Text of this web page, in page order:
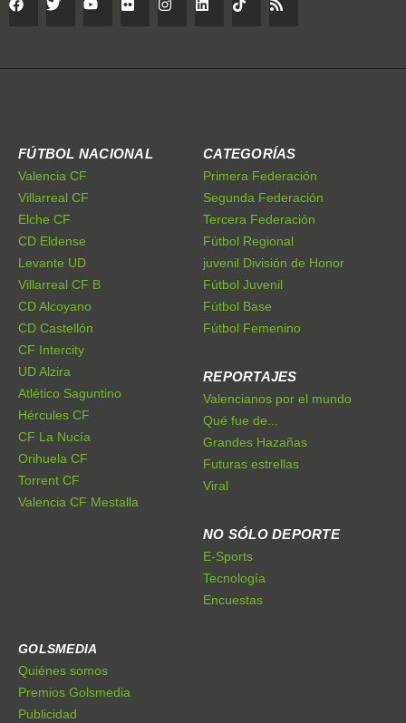
FÚTBOL NACIONAL
Valencia CF
Villarreal CF
Elche CF
CD Eldense
Levante UD
Villarreal CF B
CD Alcoyano
CD Castellón
CF Intercity
UD Alzira
Atlético Saguntino
Hércules CF
CF La Nucía
Orihuela CF
Torrent CF
Valencia CF Mestalla
CATEGORÍAS
Primera Federación
Segunda Federación
Tercera Federación
Fútbol Regional
juvenil División de Honor
Fútbol Juvenil
Fútbol Base
Fútbol Femenino
REPORTAJES
Valencianos por el mundo
Qué fue de...
Grandes Hazañas
Futuras estrellas
Viral
NO SÓLO DEPORTE
E-Sports
Tecnología
Encuestas
GOLSMEDIA
Quiénes somos
Premios Golsmedia
Publicidad